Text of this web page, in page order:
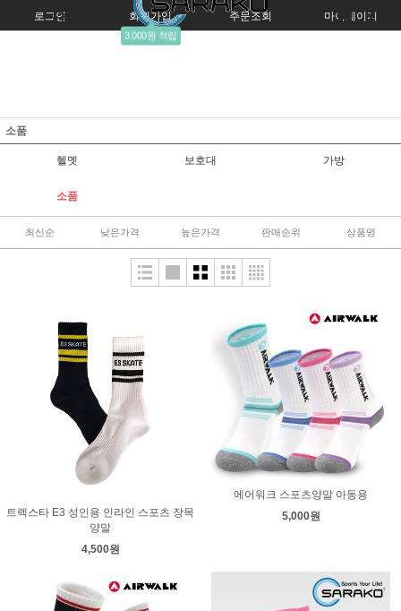
로그인 회원가입
3,000원 적립
주문조회 마이페이지
소품
헬멧 보호대 가방
소품
최신순 낮은가격 높은가격 판매순위 상품명
트렉스타 E3 성인용 인라인 스포츠 장목
양말
4,500원
에어워크 스포츠양말 아동용
5,000원